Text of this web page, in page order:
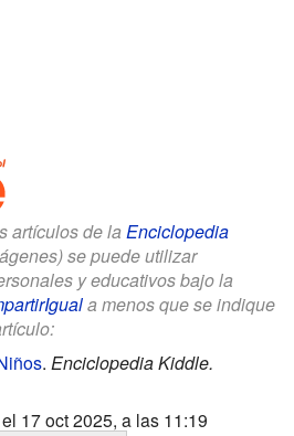
artículos de la Enciclopedia
se puede utilizar
y educativos bajo la
a menos que se indique
. Enciclopedia Kiddle.
17 oct 2025, a las 11:19